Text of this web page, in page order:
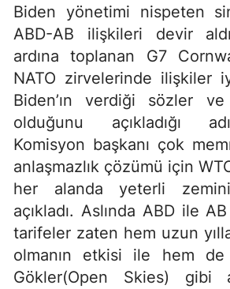
Biden yönetimi nispeten
ABD-AB ilişkileri devir
ardına toplanan G7
NATO zirvelerinde ilişkiler
Biden’ın verdiği sözler
olduğunu açıkladığı
Komisyon başkanı çok
anlaşmazlık çözümü için
her alanda yeterli
açıkladı. Aslında ABD ile
tarifeler zaten hem uzun
olmanın etkisi ile hem de
Gökler(Open Skies) gibi